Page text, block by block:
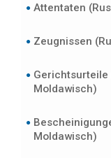
Attentaten
Zeugnissen
Moldawisch)
Moldawisch)